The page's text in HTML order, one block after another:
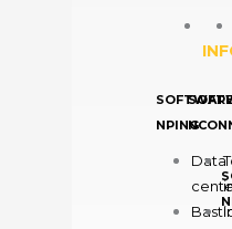
NPING
Data